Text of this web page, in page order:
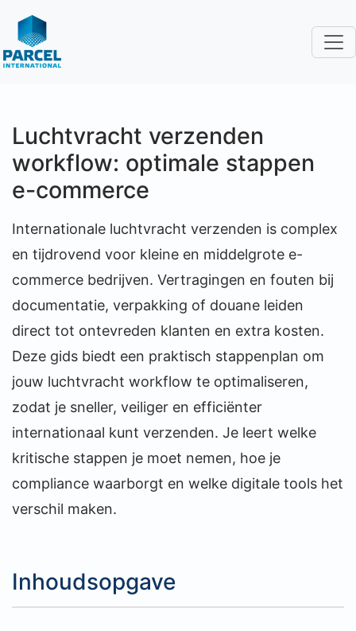
Luchtvracht verzenden
workflow: optimale stappen
e-commerce
Internationale luchtvracht verzenden is complex
en tijdrovend voor kleine en middelgrote e-
commerce bedrijven. Vertragingen en fouten bij
documentatie, verpakking of douane leiden
direct tot ontevreden klanten en extra kosten.
Deze gids biedt een praktisch stappenplan om
jouw luchtvracht workflow te optimaliseren,
zodat je sneller, veiliger en efficiënter
internationaal kunt verzenden. Je leert welke
kritische stappen je moet nemen, hoe je
compliance waarborgt en welke digitale tools het
verschil maken.
Inhoudsopgave